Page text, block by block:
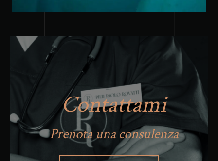
Contattami
Prenota una consulenza